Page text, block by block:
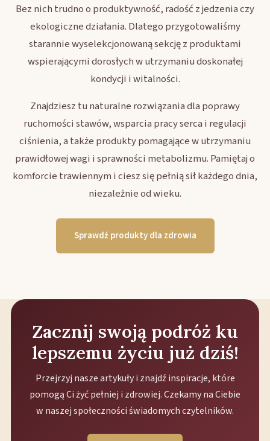
Bez nich trudno o produktywność, radość z jedzenia czy
ekologiczne działania. Dlatego przygotowaliśmy
starannie wyselekcjonowaną sekcję z produktami
wspierającymi dorosłych w utrzymaniu doskonałej
kondycji i witalności.
Znajdziesz tu naturalne rozwiązania dla poprawy
ruchomości stawów, wsparcia pracy serca i regulacji
ciśnienia, a także produkty pomagające w utrzymaniu
prawidłowej wagi i sprawności metabolizmu. Pamiętaj o
komforcie trawiennym i ciesz się pełnią sił każdego dnia,
niezależnie od wieku.
Sprawdź produkty dla zdrowia
Zacznij swoją podróż ku
lepszemu życiu już dziś!
Przejrzyj nasze artykuły i znajdź inspiracje, które
pomogą Ci żyć pełniej i zdrowiej. Czekamy na Ciebie
w naszej społeczności świadomych czytelników.